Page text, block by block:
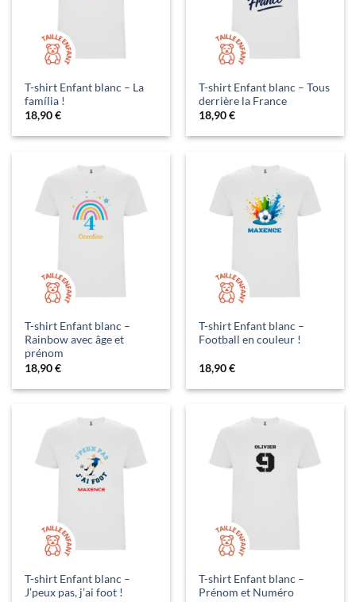
T-shirt Enfant blanc – La
família !
18,90€
T-shirt Enfant blanc – Tous
derrière la France
18,90€
T-shirt Enfant blanc –
Rainbow avec âge et
prénom
18,90€
T-shirt Enfant blanc –
Football en couleur !
18,90€
T-shirt Enfant blanc –
J’peux pas, j’ai foot !
T-shirt Enfant blanc –
Prénom et Numéro